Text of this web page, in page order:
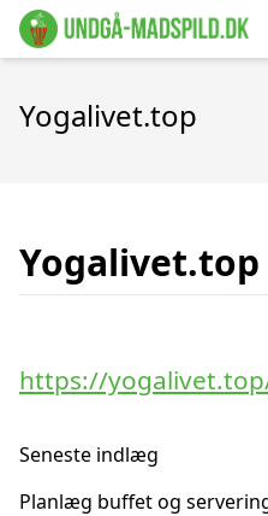
Yogalivet.top
Yogalivet.top
https://
Seneste indlæg
Planlæg buffet og